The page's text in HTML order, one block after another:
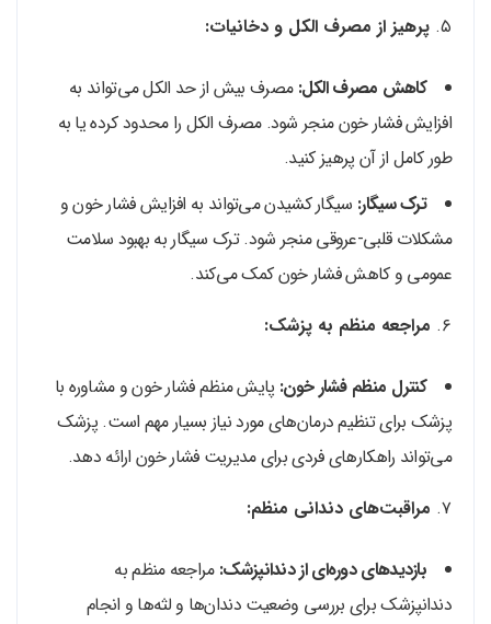
۵. پرهیز از مصرف الکل و دخانیات:
کاهش مصرف الکل: مصرف بیش از حد الکل می‌تواند به
افزایش فشار خون منجر شود. مصرف الکل را محدود کرده یا به
طور کامل از آن پرهیز کنید.
ترک سیگار: سیگار کشیدن می‌تواند به افزایش فشار خون و
مشکلات قلبی-عروقی منجر شود. ترک سیگار به بهبود سلامت
عمومی و کاهش فشار خون کمک می‌کند.
۶. مراجعه منظم به پزشک:
کنترل منظم فشار خون: پایش منظم فشار خون و مشاوره با
پزشک برای تنظیم درمان‌های مورد نیاز بسیار مهم است. پزشک
می‌تواند راهکارهای فردی برای مدیریت فشار خون ارائه دهد.
۷. مراقبت‌های دندانی منظم:
بازدیدهای دوره‌ای از دندانپزشک: مراجعه منظم به
دندانپزشک برای بررسی وضعیت دندان‌ها و لثه‌ها و انجام